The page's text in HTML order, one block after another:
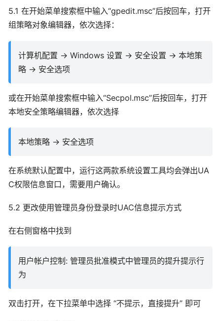
5.1 在开始菜单搜索框中输入“gpedit.msc”后按回车，打开
组策略对象编辑器，依次选择：
计算机配置 -> Windows 设置 -> 安全设置 -> 本地策
略 -> 安全选项
或在开始菜单搜索框中输入“Secpol.msc”后按回车，打开
本地安全策略编辑器，依次选择
本地策略 -> 安全选项
在系统默认配置中，运行这两款系统设置工具均会弹出UA
C权限信息窗口，需要用户确认。
5.2 更改使用管理员身份登录时UAC信息提示方式
在右侧窗格中找到
用户帐户控制: 管理员批准模式中管理员的提升提示行
为
双击打开，在下拉菜单中选择 “不提示，直接提升” 即可